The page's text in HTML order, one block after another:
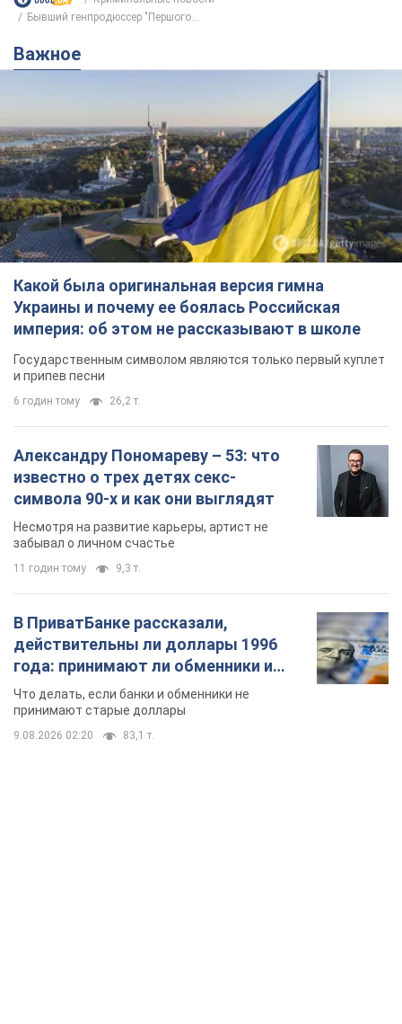
Какой была оригинальная версия гимна
Украины и почему ее боялась Российская
империя: об этом не рассказывают в школе
Государственным символом являются только первый куплет
и припев песни
6 годин тому 26,2 т.
Александру Пономареву – 53: что
известно о трех детях секс-
символа 90-х и как они выглядят
забывал о личном счастье
действительны ли доллары 1996
года: принимают ли обменники и
банки такие купюры
принимают старые доллары